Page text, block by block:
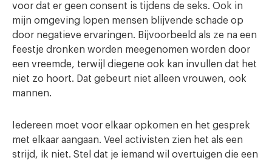
voor dat er geen consent is tijdens de seks. Ook in
mijn omgeving lopen mensen blijvende schade op
door negatieve ervaringen. Bijvoorbeeld als ze na een
feestje dronken worden meegenomen worden door
een vreemde, terwijl diegene ook kan invullen dat het
niet zo hoort. Dat gebeurt niet alleen vrouwen, ook
mannen.
Iedereen moet voor elkaar opkomen en het gesprek
met elkaar aangaan. Veel activisten zien het als een
strijd, ik niet. Stel dat je iemand wil overtuigen die een